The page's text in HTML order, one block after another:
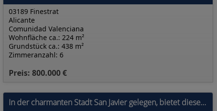
03189 Finestrat
Alicante
Comunidad Valenciana
Preis: 800.000 €
Wohnfläche ca.: 224 m²
Grundstück ca.: 438 m²
Zimmeranzahl: 6
In der charmanten Stadt San Javier gelegen, bietet dieses freistehende Chalet eine perfekte Kombination aus Komfort und Stil. Entworfen für diejenige